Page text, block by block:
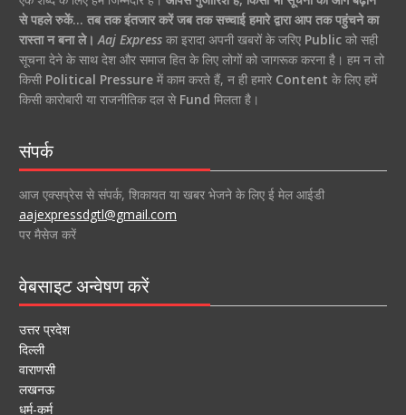
से पहले रुकें… तब तक इंतजार करें जब तक सच्चाई हमारे द्वारा आप तक पहुंचने का
रास्ता न बना ले। Aaj Expressका इरादा अपनी खबरों के जरिए Publicको सही
सूचना देने के साथ देश और समाज हित के लिए लोगों को जागरूक करना है। हम न तो
किसी Political Pressureमें काम करते हैं, न ही हमारे Content के लिए हमें
किसी कारोबारी या राजनीतिक दल से Fund मिलता है।
संपर्क
आज एक्सप्रेस से संपर्क, शिकायत या खबर भेजने के लिए ई मेल आईडी
aajexpressdgtl@gmail.com
पर मैसेज करें
वेबसाइट अन्वेषण करें
उत्तर प्रदेश
दिल्ली
वाराणसी
लखनऊ
धर्म-कर्म